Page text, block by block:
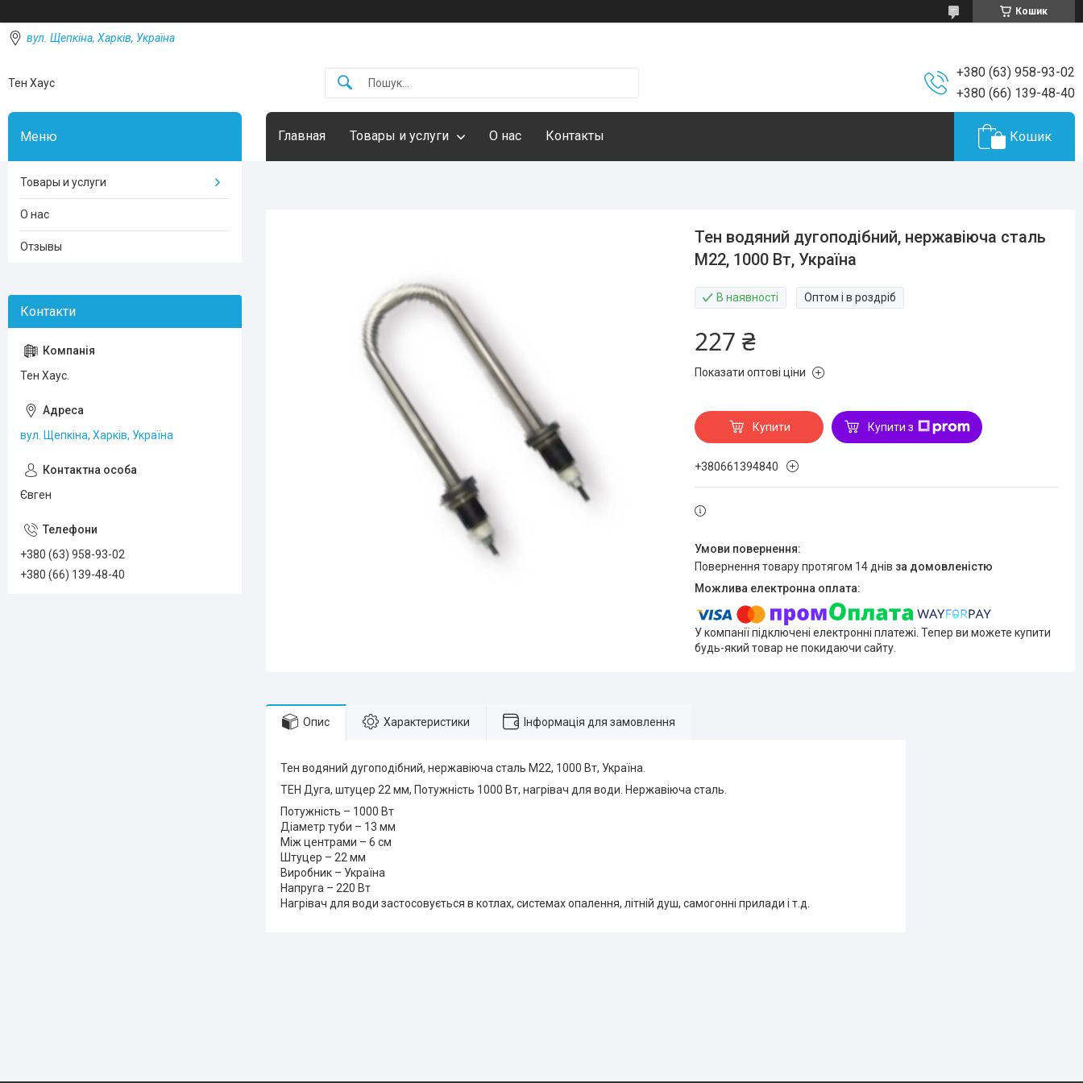
Кошик
вул. Щепкіна, Харків, Україна
Тен Хаус
+380 (63) 958-93-02
+380 (66) 139-48-40
Главная Товары и услуги О нас Контакты Кошик
Тен водяний дугоподібний, нержавіюча сталь
М22, 1000 Вт, Україна
В наявності Оптом і в роздріб
227 ₴
Показати оптові ціни
Купити Купити з
+380661394840
повернення товару протягом 14 днів за домовленістю
У компанії підключені електронні платежі. Тепер ви можете купити
будь-який товар не покидаючи сайту.
Опис Характеристики Інформація для замовлення
Тен водяний дугоподібний, нержавіюча сталь М22, 1000 Вт, Україна.
ТЕН Дуга, штуцер 22 мм, Потужність 1000 Вт, нагрівач для води. Нержавіюча сталь.
Потужність – 1000 Вт
Діаметр туби – 13 мм
Між центрами – 6 см
Штуцер – 22 мм
Виробник – Україна
Напруга – 220 Вт
Нагрівач для води застосовується в котлах, системах опалення, літній душ, самогонні прилади і т.д.
Товары и услуги
О нас
Отзывы
Тен Хаус.
вул. Щепкіна, Харків, Україна
Євген
+380 (63) 958-93-02
+380 (66) 139-48-40